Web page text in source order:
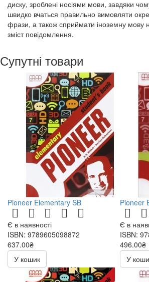
диску, зроблені носіями мови, завдяки
швидко вчаться правильно вимовляти
фрази, а також сприймати іноземну мову
зміст повідомлення.
Супутні товари
Pioneer Elementary SB
Є в наявності
ISBN: 9789605098872
637.00₴
У кошик
Pioneer
Є в
ISBN:
496.00₴
У